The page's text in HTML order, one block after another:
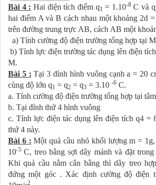
Bài 4 : Hai điện tích điểm q1 = 1.10-8C và q
hai điểm A và B cách nhau một khoảng 2d
trên đường trung trực AB, cách AB một
a) Tính cường độ điện trường tổng hợp tại
b) Tính lực điện trường tác dụng lên điện
M.
Bài 5 : Tại 3 đỉnh hình vuông cạnh a = 20
cùng độ lớn q1 = q2 = q3 = 3.10 -6 C.
a. Tính cường độ điện trường tổng hợp tại
b. Tại đỉnh thứ 4 hình vuông
c. Tính lực điện tác dụng lên điện tích q4 =
thứ 4 này.
Bài 6 : Một quả cầu nhỏ khối lượng m =
10-5 C, treo bằng sợi dây mảnh và đặt
Khi quả cầu nằm cân bằng thì dây treo
đứng một góc . Xác định cường độ điện
2